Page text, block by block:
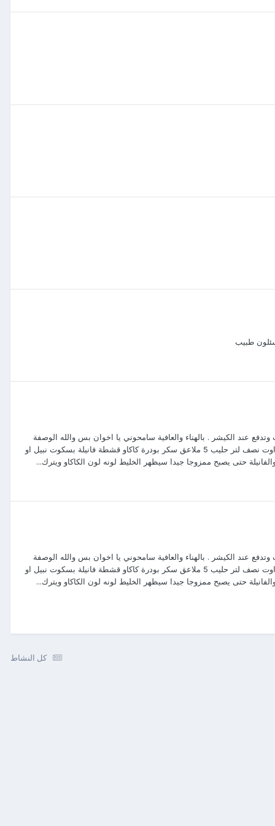
طبيب
وتدفع عند الكيشر . بالهناء والعافية سامحوني يا اخوان بس والله الوصفة
تكلف اكثر من سعره الحقيقي واذا تبون الوصفة الصجية : المكونات:10 قطع تايم اوت نصف لتر حليب 5 ملاعق سكر بودرة كاكاو قشطة فانيلة بسكوت نبيل او
حتى يصبح ممزوجا جيدا سيظهر الخليط لونه لون الكاكاو ويترك...
وتدفع عند الكيشر . بالهناء والعافية سامحوني يا اخوان بس والله الوصفة
تكلف اكثر من سعره الحقيقي واذا تبون الوصفة الصجية : المكونات:10 قطع تايم اوت نصف لتر حليب 5 ملاعق سكر بودرة كاكاو قشطة فانيلة بسكوت نبيل او
حتى يصبح ممزوجا جيدا سيظهر الخليط لونه لون الكاكاو ويترك...
كل النشاط